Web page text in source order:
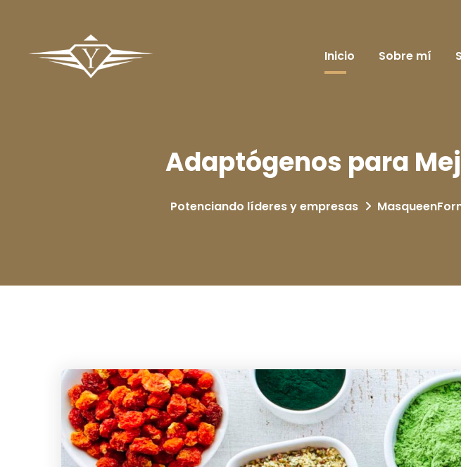
Inicio Sobre mí
Adaptógenos para
Potenciando líderes y empresas